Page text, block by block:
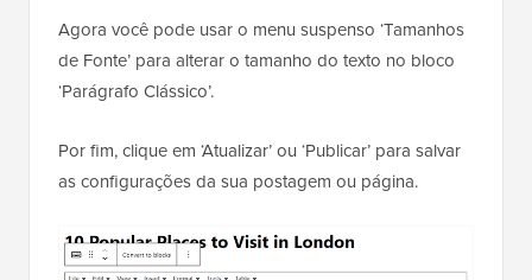
Agora você pode usar o menu suspenso ‘Tamanhos
de Fonte’ para alterar o tamanho do texto no bloco
‘Parágrafo Clássico’.
Por fim, clique em ‘Atualizar’ ou ‘Publicar’ para salvar
as configurações da sua postagem ou página.